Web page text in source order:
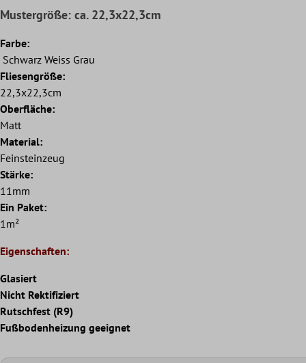
Mustergröße: ca. 22,3x22,3cm
Farbe:
Schwarz Weiss Grau
Fliesengröße:
22,3x22,3cm
Oberfläche:
Matt
Material:
Feinsteinzeug
Stärke:
11mm
Ein Paket:
1m²
Eigenschaften:
Glasiert
Nicht Rektifiziert
Rutschfest (R9)
Fußbodenheizung geeignet